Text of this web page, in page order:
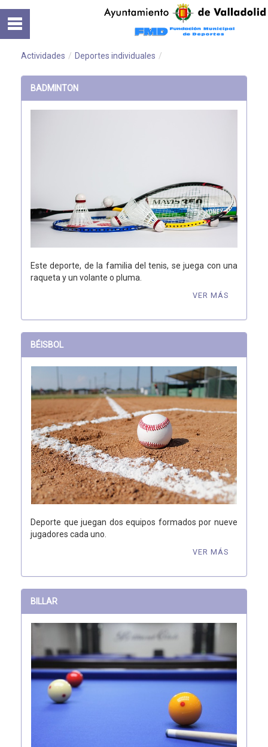
Normativa
Cursos
Actividades / Deportes individuales /
BADMINTON
Este deporte, de la familia del tenis, se juega con una
raqueta y un volante o pluma.
VER MÁS
BÉISBOL
Deporte que juegan dos equipos formados por nueve
jugadores cada uno.
VER MÁS
BILLAR